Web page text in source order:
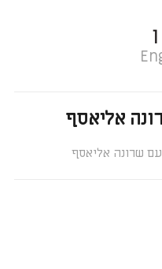
אליאסף
שרונה אליאסף